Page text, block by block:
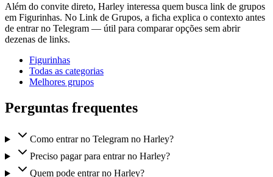
Além do convite direto, Harley interessa quem busca link de grupos
em Figurinhas. No Link de Grupos, a ficha explica o contexto antes
de entrar no Telegram — útil para comparar opções sem abrir
dezenas de links.
Figurinhas
Todas as categorias
Melhores grupos
Perguntas frequentes
Como entrar no Telegram no Harley?
Preciso pagar para entrar no Harley?
Quem pode entrar no Harley?